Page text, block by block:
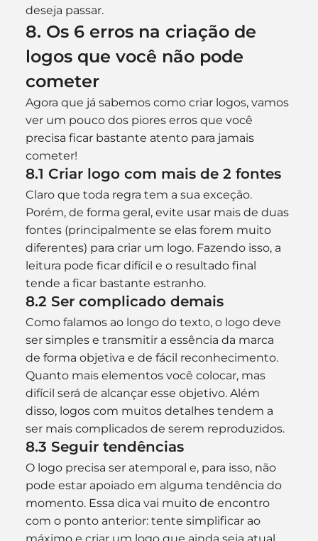
deseja passar.
8. Os 6 erros na criação de
logos que você não pode
cometer
Agora que já sabemos como criar logos, vamos
ver um pouco dos piores erros que você
precisa ficar bastante atento para jamais
cometer!
8.1 Criar logo com mais de 2 fontes
Claro que toda regra tem a sua exceção.
Porém, de forma geral, evite usar mais de duas
fontes (principalmente se elas forem muito
diferentes) para criar um logo. Fazendo isso, a
leitura pode ficar difícil e o resultado final
tende a ficar bastante estranho.
8.2 Ser complicado demais
Como falamos ao longo do texto, o logo deve
ser simples e transmitir a essência da marca
de forma objetiva e de fácil reconhecimento.
Quanto mais elementos você colocar, mas
difícil será de alcançar esse objetivo. Além
disso, logos com muitos detalhes tendem a
ser mais complicados de serem reproduzidos.
8.3 Seguir tendências
O logo precisa ser atemporal e, para isso, não
pode estar apoiado em alguma tendência do
momento. Essa dica vai muito de encontro
com o ponto anterior: tente simplificar ao